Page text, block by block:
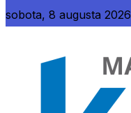
sobota, 8 augusta 2026